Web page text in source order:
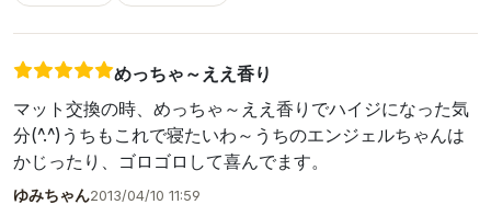
めっちゃ～ええ香り
マット交換の時、めっちゃ～ええ香りでハイジになった気
分(^.^)うちもこれで寝たいわ～うちのエンジェルちゃんは
かじったり、ゴロゴロして喜んでます。
ゆみちゃん2013/04/10 11:59